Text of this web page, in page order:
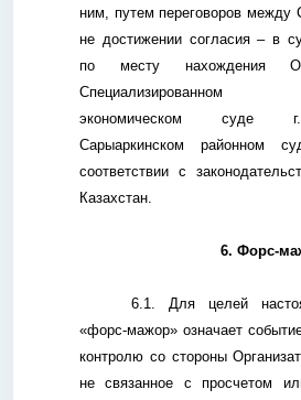
ним, путем переговоров между
не достижении согласия – в
по месту нахождения
Специализированном
экономическом суде
Сарыаркинском районном
соответствии с
Казахстан.
6. Форс-
6.1. Для целей
«форс-мажор» означает
контролю со стороны
не связанное с просчетом